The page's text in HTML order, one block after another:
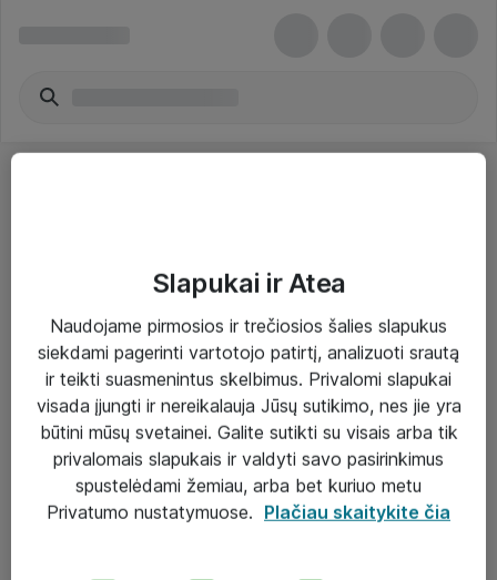
Paslaugos
Sprendimai
Įgyvendinti projektai
Atea ekspertų patarimai verslui
Slapukai ir Atea
Naudojame pirmosios ir trečiosios šalies slapukus
siekdami pagerinti vartotojo patirtį, analizuoti srautą
ir teikti suasmenintus skelbimus. Privalomi slapukai
visada įjungti ir nereikalauja Jūsų sutikimo, nes jie yra
būtini mūsų svetainei. Galite sutikti su visais arba tik
privalomais slapukais ir valdyti savo pasirinkimus
spustelėdami žemiau, arba bet kuriuo metu
Privatumo nustatymuose. Plačiau skaitykite čia